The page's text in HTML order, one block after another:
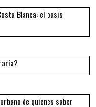
Blanca: el oasis
13
14
de quienes saben